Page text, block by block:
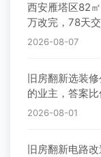
西安雁塔区82
万改完，78天
2026-08-07
旧房翻新选装
的业主，答案
2026-08-01
旧房翻新电路